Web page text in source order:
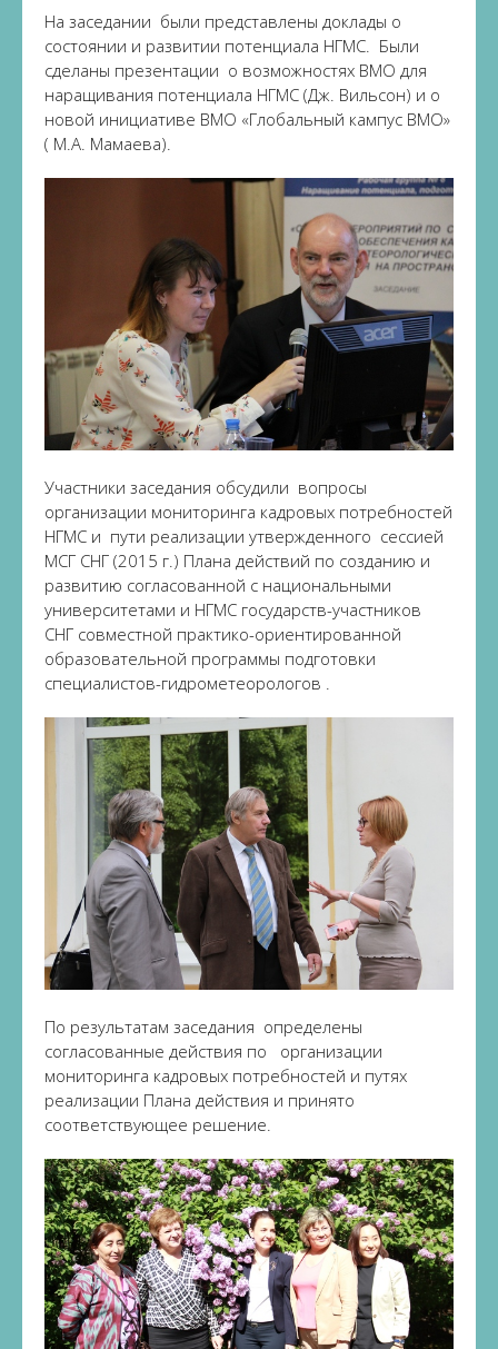
На заседании были представлены доклады о
состоянии и развитии потенциала НГМС. Были
сделаны презентации о возможностях ВМО для
наращивания потенциала НГМС (Дж. Вильсон) и о
новой инициативе ВМО «Глобальный кампус ВМО»
( М.А. Мамаева).
Участники заседания обсудили вопросы
организации мониторинга кадровых потребностей
НГМС и пути реализации утвержденного сессией
МСГ СНГ (2015 г.) Плана действий по созданию и
развитию согласованной с национальными
университетами и НГМС государств-участников
СНГ совместной практико-ориентированной
образовательной программы подготовки
специалистов-гидрометеорологов .
По результатам заседания определены
согласованные действия по организации
мониторинга кадровых потребностей и путях
реализации Плана действия и принято
соответствующее решение.